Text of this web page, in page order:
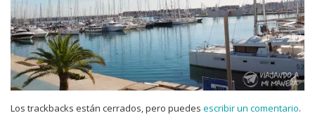
Los trackbacks están cerrados, pero puedes escribir un comentario.